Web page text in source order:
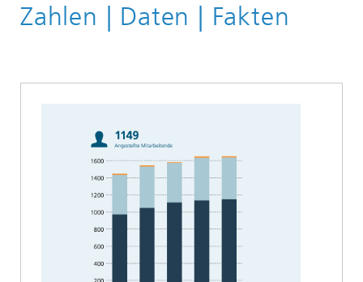
Über uns
Das zeichnet uns aus
2021
Zahlen | Daten | Fakten